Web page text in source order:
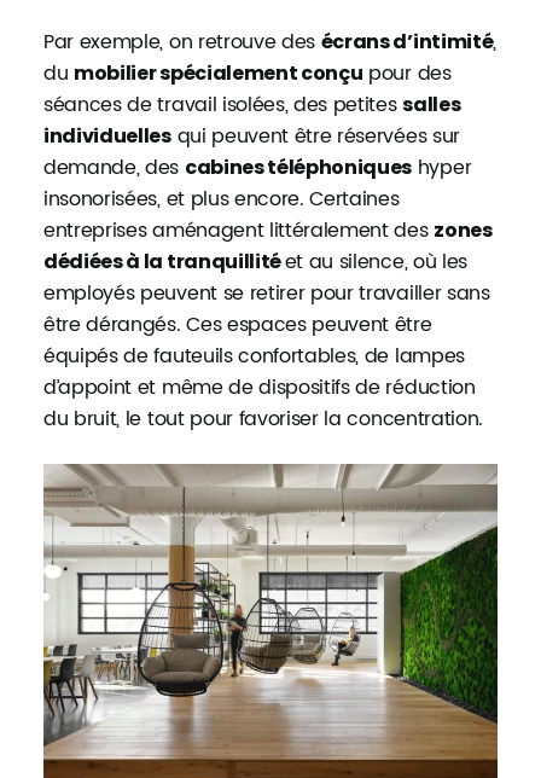
Par exemple, on retrouve des écrans d’intimité,
du mobilier spécialement conçu pour des
séances de travail isolées, des petitessalles
individuellesqui peuvent être réservées sur
demande, des cabines téléphoniques hyper
insonorisées, et plus encore. Certaines
entreprises aménagent littéralement des zones
dédiées à la tranquillitéet au silence, où les
employés peuvent se retirer pour travailler sans
être dérangés. Ces espaces peuvent être
équipés de fauteuils confortables, de lampes
d’appoint et même de dispositifs de réduction
du bruit, le tout pour favoriser la concentration.